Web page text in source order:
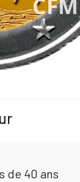
de 40 ans